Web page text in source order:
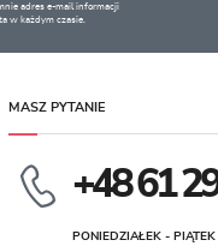
adres e-mail informacji
w każdym czasie.
MASZ PYTANIE
+48 61
PONIEDZIAŁEK -